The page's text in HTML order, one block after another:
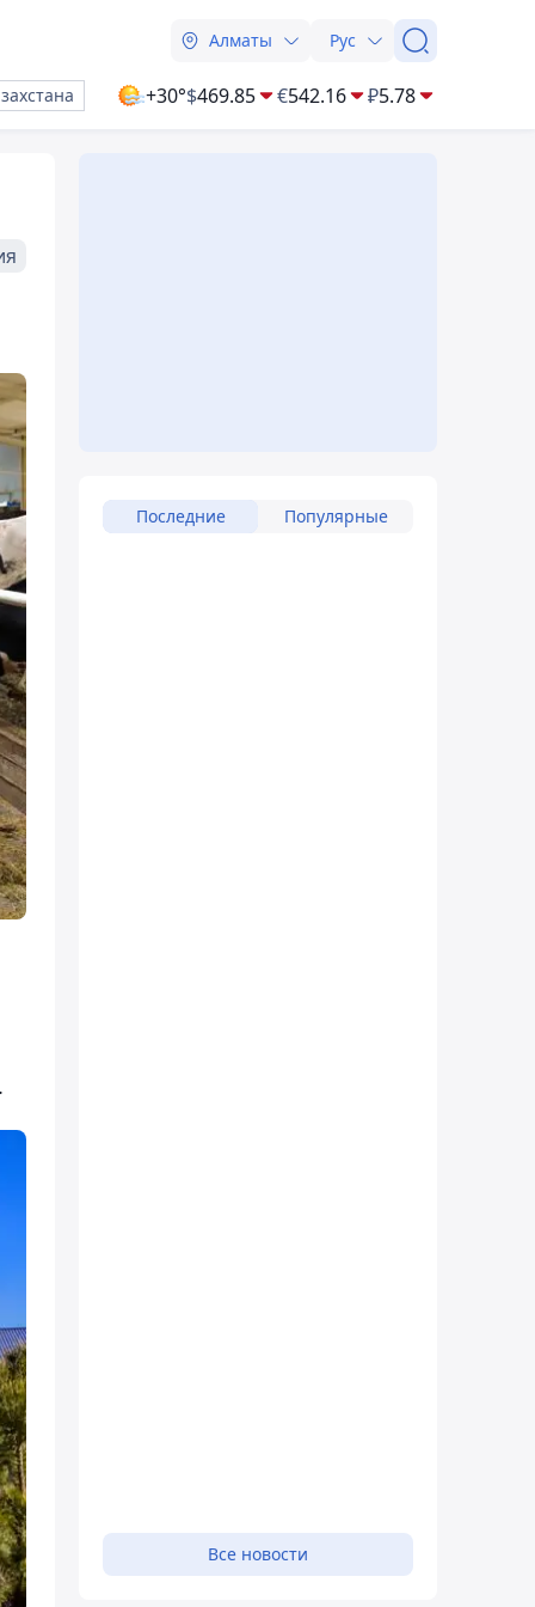
Алматы Рус
+30°$469.85 €542.16 ₽5.78
Последние Популярные
Все новости